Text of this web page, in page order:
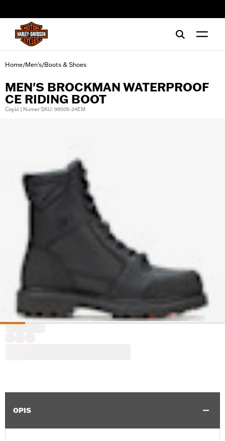
Home/Men's/Boots & Shoes
MEN'S BROCKMAN WATERPROOF
CE RIDING BOOT
Część | Numer SKU: 99505-24EM
OPIS